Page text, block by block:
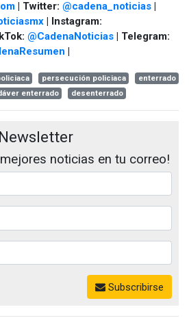
| Twitter: @cadena_noticias |
| Instagram:
@CadenaNoticias | Telegram:
|
persecución policiaca
enterrado
enterrado desenterrado
Newsletter
noticias en tu correo!
Subscribirse